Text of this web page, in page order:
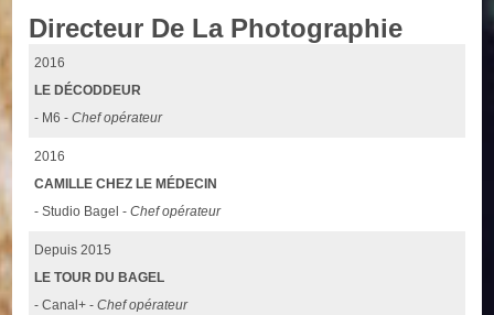
Directeur De La Photographie
2016
LE DÉCODDEUR
- M6 -Chef opérateur
2016
CAMILLE CHEZ LE MÉDECIN
- Studio Bagel -Chef opérateur
Depuis 2015
LE TOUR DU BAGEL
- Canal+ -Chef opérateur